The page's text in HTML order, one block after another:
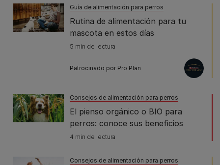
Guía de alimentación para perros
Rutina de alimentación para tu
mascota en estos días
5 min de lectura
Patrocinado por Pro Plan
Consejos de alimentación para perros
El pienso orgánico o BIO para
perros: conoce sus beneficios
4 min de lectura
Consejos de alimentación para perros